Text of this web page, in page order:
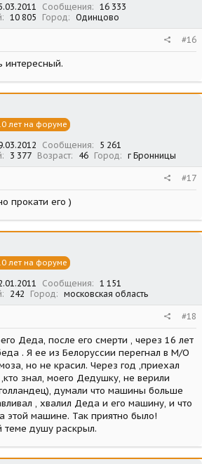
Сообщения
16 333
10 805 Город Одинцово
#16
интересный.
лет на форуме
Сообщения
5 261
3 377 Возраст 46 Город г Бронницы
#17
прокати его )
лет на форуме
Сообщения
1 151
242 Город московская область
#18
Деда, после его смерти , через 16 лет
. Я ее из Белоруссии перегнал в М/О
но не красил. Через год ,приехал
,кто знал, моего Дедушку, не верили
думали что машины больше
, хвалил Деда и его машину, и что
этой машине. Так приятно было!
теме душу раскрыл.